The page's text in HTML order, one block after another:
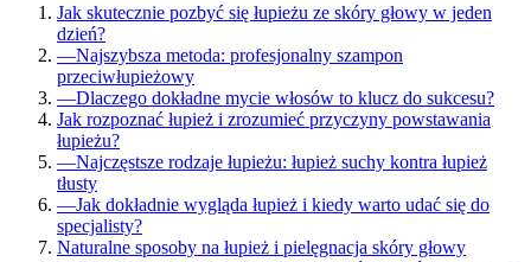
Jak skutecznie pozbyć się łupieżu ze skóry głowy w jeden
dzień?
—Najszybsza metoda: profesjonalny szampon
przeciwłupieżowy
—Dlaczego dokładne mycie włosów to klucz do sukcesu?
Jak rozpoznać łupież i zrozumieć przyczyny powstawania
łupieżu?
—Najczęstsze rodzaje łupieżu: łupież suchy kontra łupież
tłusty
—Jak dokładnie wygląda łupież i kiedy warto udać się do
specjalisty?
Naturalne sposoby na łupież i pielęgnacja skóry głowy